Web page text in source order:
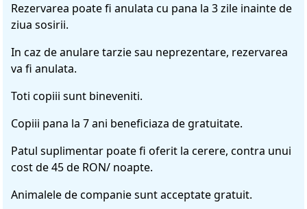
Rezervarea poate fi anulata cu pana la 3 zile inainte de
ziua sosirii.
In caz de anulare tarzie sau neprezentare, rezervarea
va fi anulata.
Toti copiii sunt bineveniti.
Copiii pana la 7 ani beneficiaza de gratuitate.
Patul suplimentar poate fi oferit la cerere, contra unui
cost de 45 de RON/ noapte.
Animalele de companie sunt acceptate gratuit.